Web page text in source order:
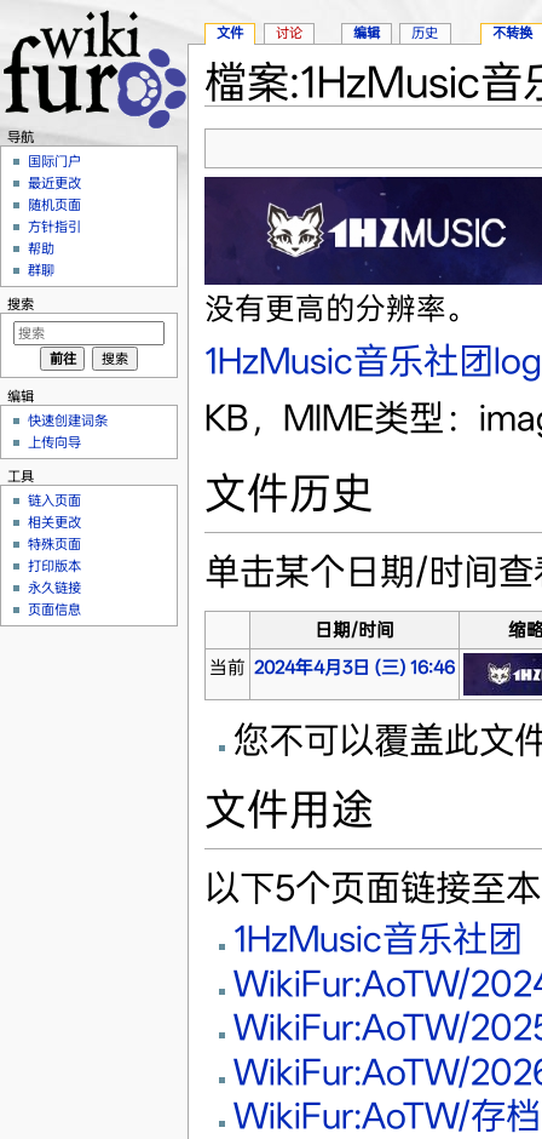
檔案:1HzMusic
没有更高的分辨率。
1HzMusic音乐社团
KB，MIME类型：
文件历史
单击某个日期/时间
日期/时间
缩
当前 2024年4月3日 (三) 16:46
您不可以覆盖此文
文件用途
以下5个页面链接至
1HzMusic音乐社团
WikiFur:AoTW/
WikiFur:AoTW/
WikiFur:AoTW/
WikiFur:AoTW/存档
文件 讨论 编辑 历史 不转换
导航
国际门户
最近更改
随机页面
方针指引
帮助
群聊
搜索
编辑
快速创建词条
上传向导
工具
链入页面
相关更改
特殊页面
打印版本
永久链接
页面信息